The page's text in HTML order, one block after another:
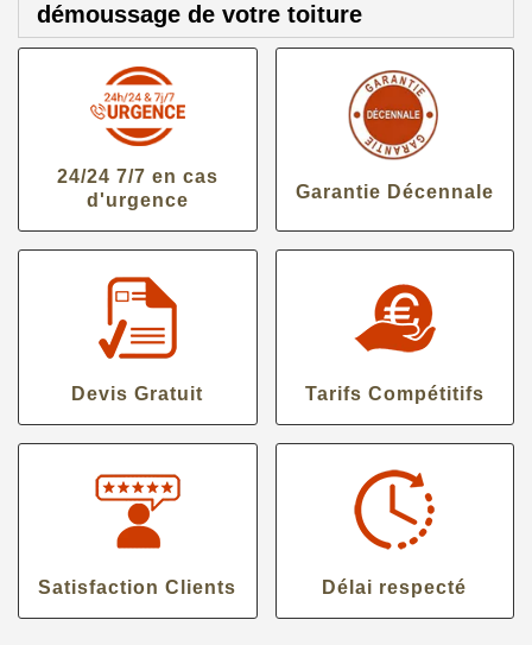
démoussage de votre toiture
24/24 7/7 en cas
d'urgence
Garantie Décennale
Devis Gratuit Tarifs Compétitifs
Satisfaction Clients Délai respecté